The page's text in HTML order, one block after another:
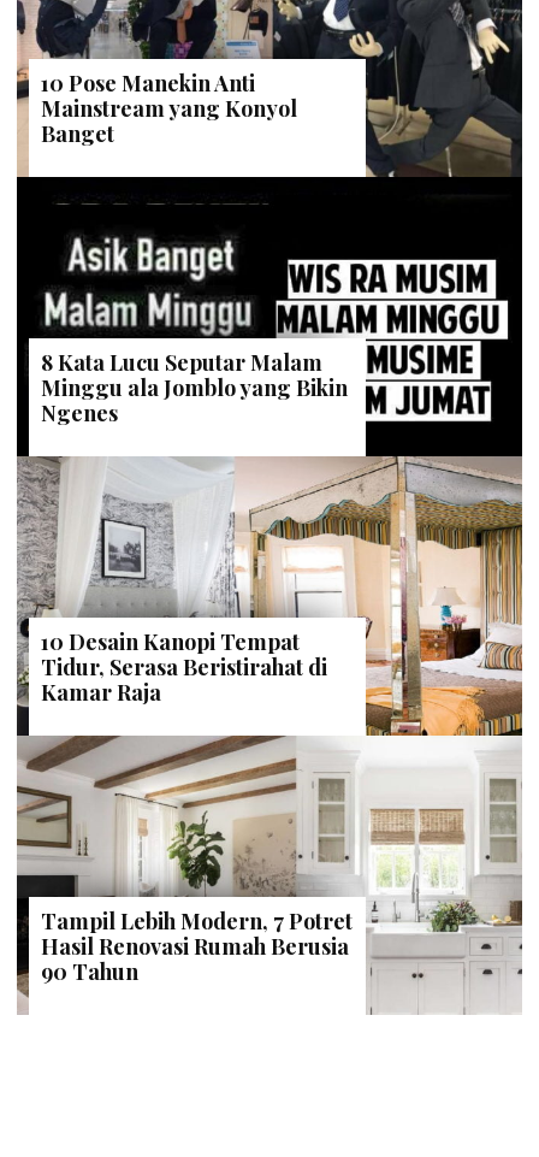
10 Pose Manekin Anti
Mainstream yang Konyol
Banget
8 Kata Lucu Seputar Malam
Minggu ala Jomblo yang Bikin
Ngenes
10 Desain Kanopi Tempat
Tidur, Serasa Beristirahat di
Kamar Raja
Tampil Lebih Modern, 7 Potret
Hasil Renovasi Rumah Berusia
90 Tahun